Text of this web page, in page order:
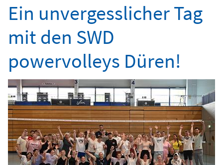
Ein unvergesslicher Tag
mit den SWD
powervolleys Düren!